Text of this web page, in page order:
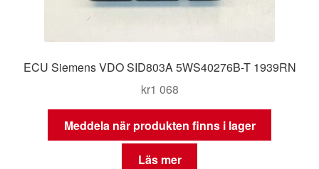
ECU Siemens VDO SID803A 5WS40276B-T 1939RN
kr1 068
Meddela när produkten finns i lager
Läs mer